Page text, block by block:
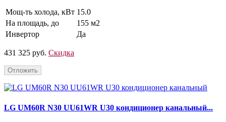
Мощ-ть холода, кВт 15.0
На площадь, до
155 м2
Инвертор
Да
431 325 руб. Скидка
Отложить
LG UM60R N30 UU61WR U30 кондиционер канальный...